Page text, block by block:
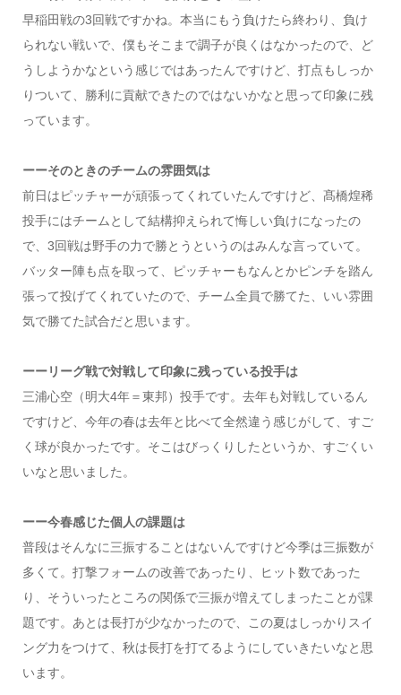
早稲田戦の3回戦ですかね。本当にもう負けたら終わり、負け
られない戦いで、僕もそこまで調子が良くはなかったので、ど
うしようかなという感じではあったんですけど、打点もしっか
りついて、勝利に貢献できたのではないかなと思って印象に残
っています。
ーーそのときのチームの雰囲気は
前日はピッチャーが頑張ってくれていたんですけど、髙橋煌稀
投手にはチームとして結構抑えられて悔しい負けになったの
で、3回戦は野手の力で勝とうというのはみんな言っていて。
バッター陣も点を取って、ピッチャーもなんとかピンチを踏ん
張って投げてくれていたので、チーム全員で勝てた、いい雰囲
気で勝てた試合だと思います。
ーーリーグ戦で対戦して印象に残っている投手は
三浦心空（明大4年＝東邦）投手です。去年も対戦しているん
ですけど、今年の春は去年と比べて全然違う感じがして、すご
く球が良かったです。そこはびっくりしたというか、すごくい
いなと思いました。
ーー今春感じた個人の課題は
普段はそんなに三振することはないんですけど今季は三振数が
多くて。打撃フォームの改善であったり、ヒット数であった
り、そういったところの関係で三振が増えてしまったことが課
題です。あとは長打が少なかったので、この夏はしっかりスイ
ング力をつけて、秋は長打を打てるようにしていきたいなと思
います。